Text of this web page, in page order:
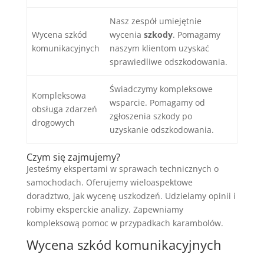
Wycena szkód
komunikacyjnych
Nasz zespół umiejętnie
wycenia szkody. Pomagamy
naszym klientom uzyskać
sprawiedliwe odszkodowania.
Kompleksowa
obsługa zdarzeń
drogowych
Świadczymy kompleksowe
wsparcie. Pomagamy od
zgłoszenia szkody po
uzyskanie odszkodowania.
Czym się zajmujemy?
Jesteśmy ekspertami w sprawach technicznych o
samochodach. Oferujemy wieloaspektowe
doradztwo, jak wycenę uszkodzeń. Udzielamy opinii i
robimy eksperckie analizy. Zapewniamy
kompleksową pomoc w przypadkach karambolów.
Wycena szkód komunikacyjnych